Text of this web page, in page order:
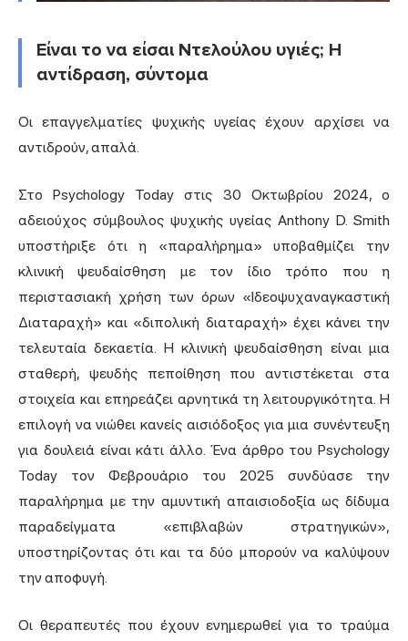
Είναι το να είσαι Ντελούλου υγιές; Η
αντίδραση, σύντομα
Οι επαγγελματίες ψυχικής υγείας έχουν αρχίσει να
αντιδρούν, απαλά.
Στο Psychology Today στις 30 Οκτωβρίου 2024, ο
αδειούχος σύμβουλος ψυχικής υγείας Anthony D. Smith
υποστήριξε ότι η «παραλήρημα» υποβαθμίζει την
κλινική ψευδαίσθηση με τον ίδιο τρόπο που η
περιστασιακή χρήση των όρων «Ιδεοψυχαναγκαστική
Διαταραχή» και «διπολική διαταραχή» έχει κάνει την
τελευταία δεκαετία. Η κλινική ψευδαίσθηση είναι μια
σταθερή, ψευδής πεποίθηση που αντιστέκεται στα
στοιχεία και επηρεάζει αρνητικά τη λειτουργικότητα. Η
επιλογή να νιώθει κανείς αισιόδοξος για μια συνέντευξη
για δουλειά είναι κάτι άλλο. Ένα άρθρο του Psychology
Today τον Φεβρουάριο του 2025 συνδύασε την
παραλήρημα με την αμυντική απαισιοδοξία ως δίδυμα
παραδείγματα «επιβλαβών στρατηγικών»,
υποστηρίζοντας ότι και τα δύο μπορούν να καλύψουν
την αποφυγή.
Οι θεραπευτές που έχουν ενημερωθεί για το τραύμα